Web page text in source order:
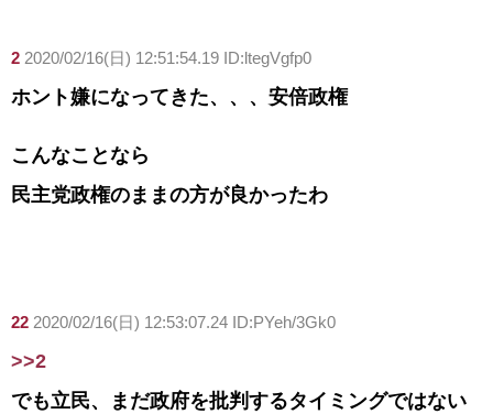
2 2020/02/16(日) 12:51:54.19 ID:ltegVgfp0
ホント嫌になってきた、、、安倍政権
こんなことなら
民主党政権のままの方が良かったわ
22 2020/02/16(日) 12:53:07.24 ID:PYeh/3Gk0
>>2
でも立民、まだ政府を批判するタイミングではない